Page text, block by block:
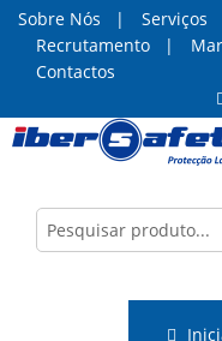
Sobre Nós Serviços
Recrutamento
Contactos